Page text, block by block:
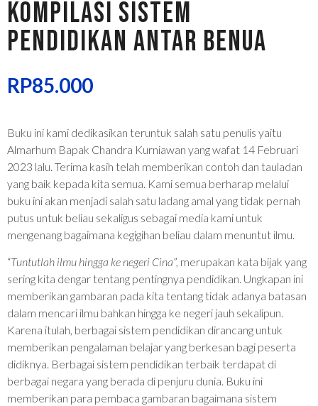
KOMPILASI SISTEM
PENDIDIKAN ANTAR BENUA
RP85.000
Buku ini kami dedikasikan teruntuk salah satu penulis yaitu
Almarhum Bapak Chandra Kurniawan yang wafat 14 Februari
2023 lalu. Terima kasih telah memberikan contoh dan tauladan
yang baik kepada kita semua. Kami semua berharap melalui
buku ini akan menjadi salah satu ladang amal yang tidak pernah
putus untuk beliau sekaligus sebagai media kami untuk
mengenang bagaimana kegigihan beliau dalam menuntut ilmu.
“Tuntutlah ilmu hingga ke negeri Cina”, merupakan kata bijak yang
sering kita dengar tentang pentingnya pendidikan. Ungkapan ini
memberikan gambaran pada kita tentang tidak adanya batasan
dalam mencari ilmu bahkan hingga ke negeri jauh sekalipun.
Karena itulah, berbagai sistem pendidikan dirancang untuk
memberikan pengalaman belajar yang berkesan bagi peserta
didiknya. Berbagai sistem pendidikan terbaik terdapat di
berbagai negara yang berada di penjuru dunia. Buku ini
memberikan para pembaca gambaran bagaimana sistem